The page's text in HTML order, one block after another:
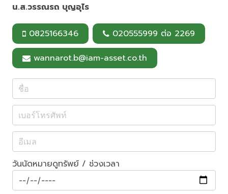
น.ส.วรรณรถ บุญอุไร
0825166346
020555999 ต่อ 2269
wannarot.b@iam-asset.co.th
วันนัดหมายดูทรัพย์ / ช่วงเวลา